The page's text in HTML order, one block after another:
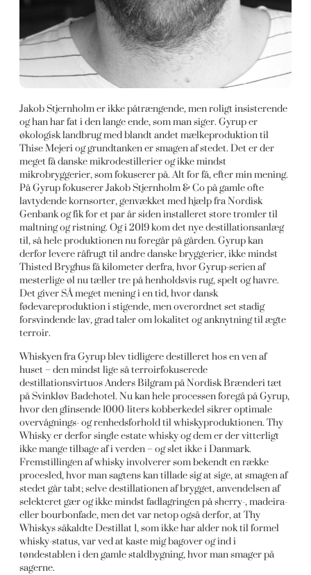
Jakob Stjernholm er ikke påtrængende, men roligt insisterende
og han har fat i den lange ende, som man siger. Gyrup er
økologisk landbrug med blandt andet mælkeproduktion til
Thise Mejeri og grundtanken er smagen af stedet. Det er der
meget få danske mikrodestillerier og ikke mindst
mikrobryggerier, som fokuserer på. Alt for få, efter min mening.
På Gyrup fokuserer Jakob Stjernholm & Co på gamle ofte
lavtydende kornsorter, genvækket med hjælp fra Nordisk
Genbank og fik for et par år siden installeret store tromler til
maltning og ristning. Og i 2019 kom det nye destillationsanlæg
til, så hele produktionen nu foregår på gården. Gyrup kan
derfor levere råfrugt til andre danske bryggerier, ikke mindst
Thisted Bryghus få kilometer derfra, hvor Gyrup-serien af
mesterlige øl nu tæller tre på henholdsvis rug, spelt og havre.
Det giver SÅ meget mening i en tid, hvor dansk
fødevareproduktion i stigende, men overordnet set stadig
forsvindende lav, grad taler om lokalitet og anknytning til ægte
terroir.
Whiskyen fra Gyrup blev tidligere destilleret hos en ven af
huset – den mindst lige så terroirfokuserede
destillationsvirtuos Anders Bilgram på Nordisk Brænderi tæt
på Svinkløv Badehotel. Nu kan hele processen foregå på Gyrup,
hvor den glinsende 1000-liters kobberkedel sikrer optimale
overvågnings- og renhedsforhold til whiskyproduktionen. Thy
Whisky er derfor single estate whisky og dem er der vitterligt
ikke mange tilbage af i verden – og slet ikke i Danmark.
Fremstillingen af whisky involverer som bekendt en række
procesled, hvor man sagtens kan tillade sig at sige, at smagen af
stedet går tabt; selve destillationen af brygget, anvendelsen af
selekteret gær og ikke mindst fadlagringen på sherry-, madeira-
eller bourbonfade, men det var netop også derfor, at Thy
Whiskys såkaldte Destillat 1, som ikke har alder nok til formel
whisky-status, var ved at kaste mig bagover og ind i
tøndestablen i den gamle staldbygning, hvor man smager på
sagerne.